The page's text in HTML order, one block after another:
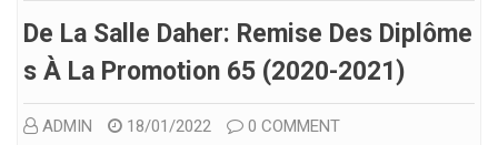
De La Salle Daher: Remise Des Diplôme
S À La Promotion 65 (2020-2021)
ADMIN 18/01/2022 0 COMMENT